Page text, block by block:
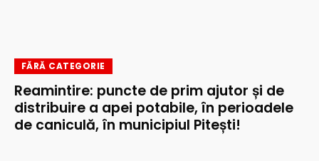
FĂRĂ CATEGORIE
Reamintire: puncte de prim ajutor și de
distribuire a apei potabile, în perioadele
de caniculă, în municipiul Pitești!